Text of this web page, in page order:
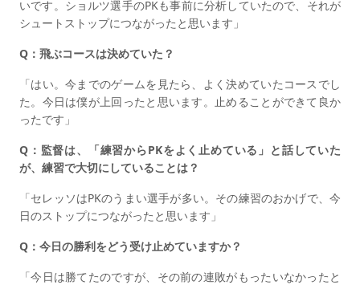
いです。ショルツ選手のPKも事前に分析していたので、それが
シュートストップにつながったと思います」
Q：飛ぶコースは決めていた？
「はい。今までのゲームを見たら、よく決めていたコースでし
た。今日は僕が上回ったと思います。止めることができて良か
ったです」
Q：監督は、「練習からPKをよく止めている」と話していた
が、練習で大切にしていることは？
「セレッソはPKのうまい選手が多い。その練習のおかげで、今
日のストップにつながったと思います」
Q：今日の勝利をどう受け止めていますか？
「今日は勝てたのですが、その前の連敗がもったいなかったと